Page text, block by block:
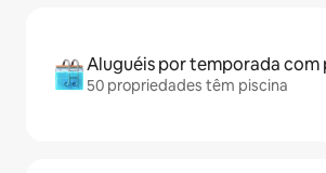
Aluguéis por temporada com
50 propriedades têm piscina